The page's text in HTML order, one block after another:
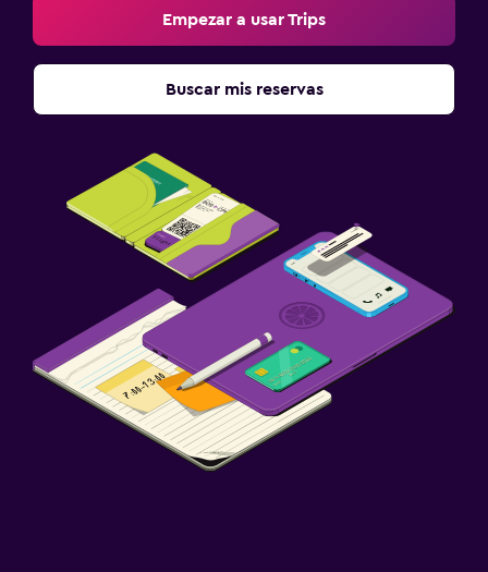
Estacionamiento y transporte
Estacionamiento gratuito
Estacionamiento privado
Traslado aeropuerto
Sistema de entretenimiento
TV de pantalla plana
TV por cable o vía satélite
Sala de estar/TV compartida
Empezar a usar Trips
Buscar mis reservas